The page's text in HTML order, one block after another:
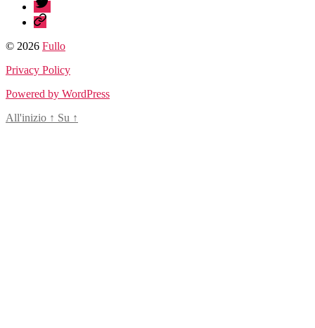
sessionize
© 2026 Fullo
Privacy Policy
Powered by WordPress
All'inizio ↑ Su ↑